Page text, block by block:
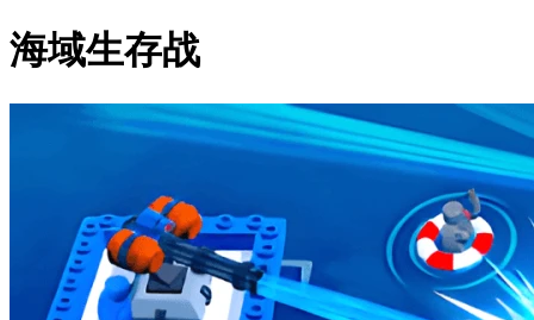
海域生存战